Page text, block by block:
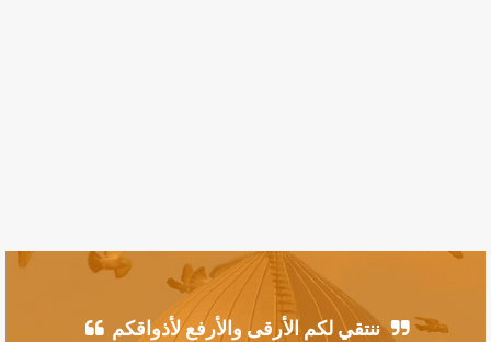
ننتقي لكم الأرقى والأرفع لأذواقكم